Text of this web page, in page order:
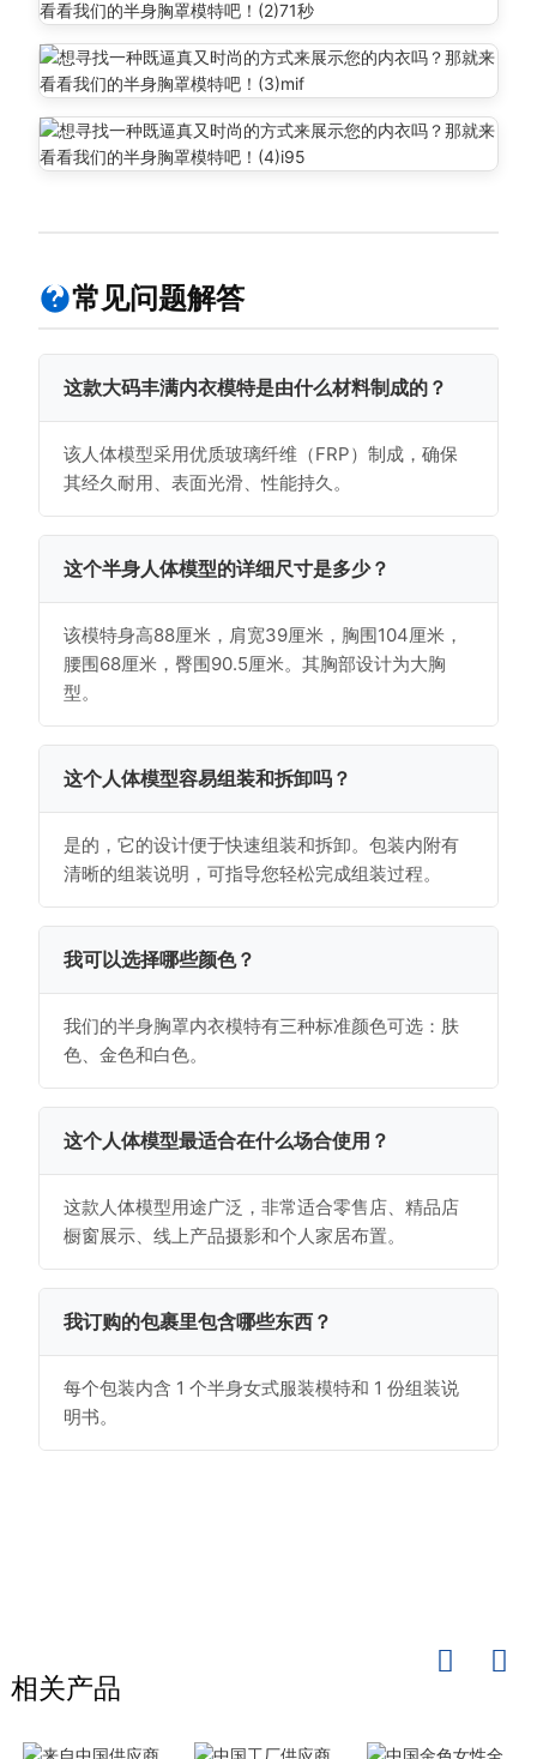
常见问题解答
这款大码丰满内衣模特是由什么材料制成的？
该人体模型采用优质玻璃纤维（FRP）制成，确保
其经久耐用、表面光滑、性能持久。
这个半身人体模型的详细尺寸是多少？
该模特身高88厘米，肩宽39厘米，胸围104厘米，
腰围68厘米，臀围90.5厘米。其胸部设计为大胸
型。
这个人体模型容易组装和拆卸吗？
是的，它的设计便于快速组装和拆卸。包装内附有
清晰的组装说明，可指导您轻松完成组装过程。
我可以选择哪些颜色？
我们的半身胸罩内衣模特有三种标准颜色可选：肤
色、金色和白色。
这个人体模型最适合在什么场合使用？
这款人体模型用途广泛，非常适合零售店、精品店
橱窗展示、线上产品摄影和个人家居布置。
我订购的包裹里包含哪些东西？
每个包装内含 1 个半身女式服装模特和 1 份组装说
明书。
相关产品